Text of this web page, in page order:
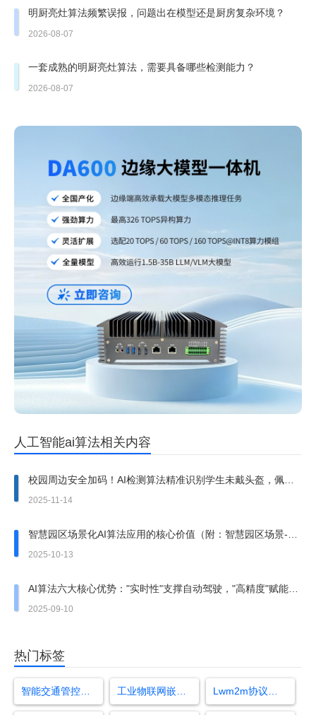
明厨亮灶算法频繁误报，问题出在模型还是厨房复杂环境？
2026-08-07
一套成熟的明厨亮灶算法，需要具备哪些检测能力？
2026-08-07
人工智能ai算法相关内容
校园周边安全加码！AI检测算法精准识别学生未戴头盔，佩戴
率飙升至98%
2025-11-14
智慧园区场景化AI算法应用的核心价值（附：智慧园区场景-算
法落地清单）
2025-10-13
AI算法六大核心优势："实时性"支撑自动驾驶，"高精度"赋能医
疗诊断
2025-09-10
热门标签